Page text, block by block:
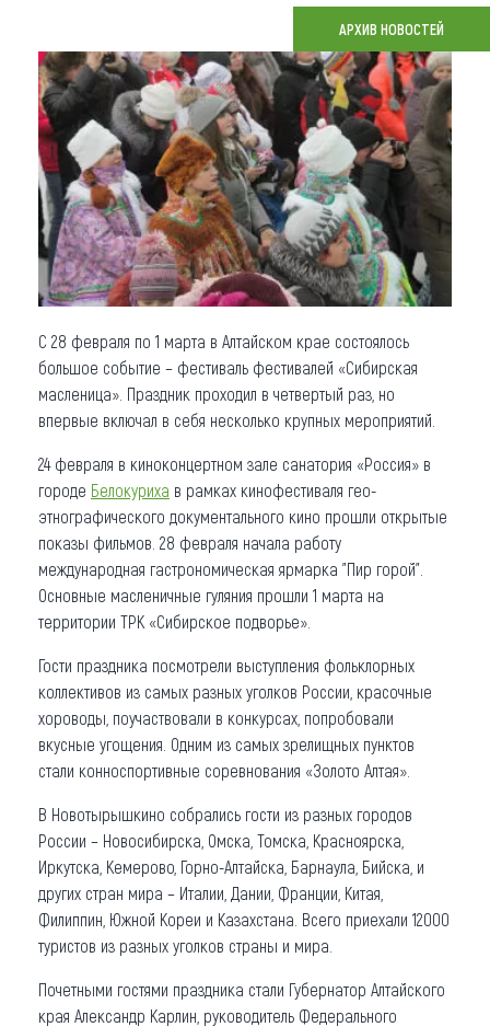
О регионе
Коллекция впечатлений
Другие рубрики
АРХИВ НОВОСТЕЙ
С 28 февраля по 1 марта в Алтайском крае состоялось
большое событие – фестиваль фестивалей «Сибирская
масленица». Праздник проходил в четвертый раз, но
впервые включал в себя несколько крупных мероприятий.
24 февраля в киноконцертном зале санатория «Россия» в
городе Белокуриха в рамках кинофестиваля гео-
этнографического документального кино прошли открытые
показы фильмов. 28 февраля начала работу
международная гастрономическая ярмарка "Пир горой".
Основные масленичные гуляния прошли 1 марта на
территории ТРК «Сибирское подворье».
Гости праздника посмотрели выступления фольклорных
коллективов из самых разных уголков России, красочные
хороводы, поучаствовали в конкурсах, попробовали
вкусные угощения. Одним из самых зрелищных пунктов
стали конноспортивные соревнования «Золото Алтая».
В Новотырышкино собрались гости из разных городов
России – Новосибирска, Омска, Томска, Красноярска,
Иркутска, Кемерово, Горно-Алтайска, Барнаула, Бийска, и
других стран мира – Италии, Дании, Франции, Китая,
Филиппин, Южной Кореи и Казахстана. Всего приехали 12000
туристов из разных уголков страны и мира.
Почетными гостями праздника стали Губернатор Алтайского
края Александр Карлин, руководитель Федерального